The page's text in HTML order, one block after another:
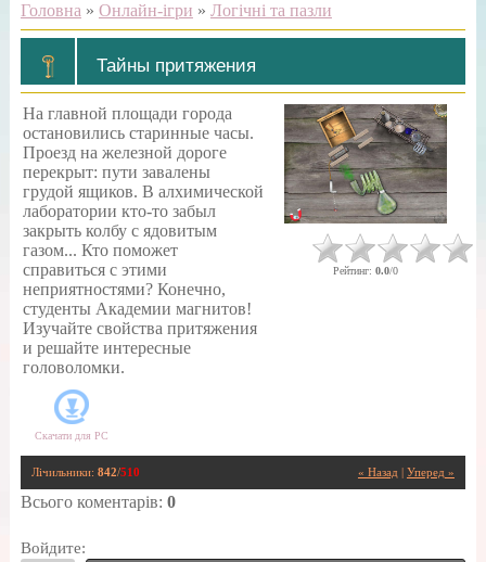
Головна » Онлайн-ігри » Логічні та пазли
Тайны притяжения
На главной площади города
остановились старинные часы.
Проезд на железной дороге
перекрыт: пути завалены
грудой ящиков. В алхимической
лаборатории кто-то забыл
закрыть колбу с ядовитым
газом... Кто поможет
справиться с этими
неприятностями? Конечно,
студенты Академии магнитов!
Изучайте свойства притяжения
и решайте интересные
головоломки.
Скачати для PC
Рейтинг: 0.0/0
« Назад Уперед »
Лічильники: 842/510
Всього коментарів: 0
Войдите: